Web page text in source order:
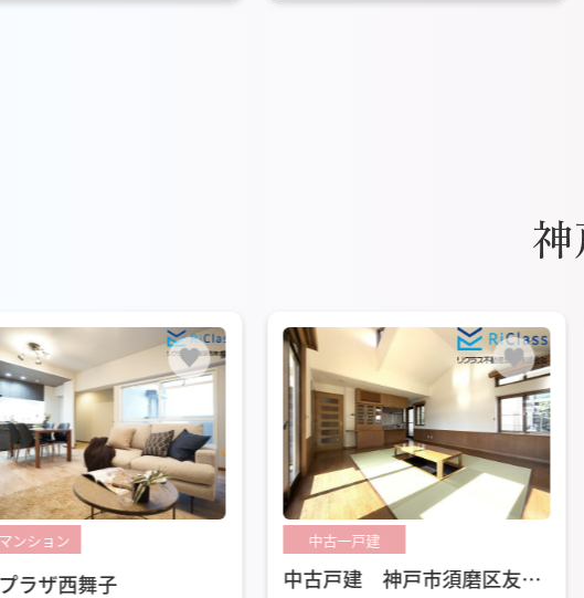
一戸建
建 神戸市須磨区友が
中古一戸建
中古戸建 神戸市長田区房王